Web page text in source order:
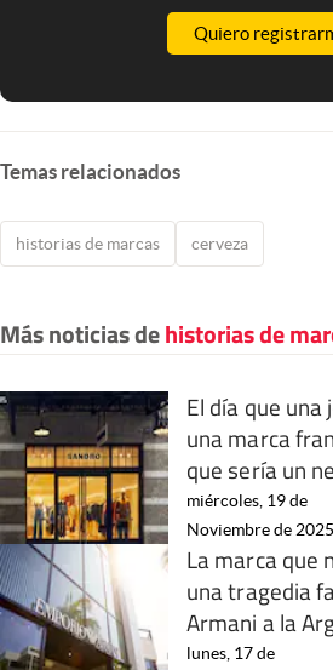
Quiero
Temas relacionados
historias de marcas cerveza
Más noticias dehistorias de
El día que una
una marca
que sería un
miércoles, 19 de
Noviembre de 2025
La marca que
una tragedia
Armani a la
lunes, 17 de